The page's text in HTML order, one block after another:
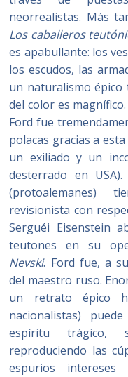
neorrealistas. Más
Los caballeros
es apabullante: los
los escudos, las
un naturalismo épico
del color es
Ford fue
polacas gracias a
un exiliado y un
desterrado en
(protoalemanes)
revisionista con
Serguéi Eisenstein
teutones en su
Nevski. Ford fue, a
del maestro ruso.
un retrato épico
nacionalistas)
espíritu trágico,
reproduciendo las
espurios